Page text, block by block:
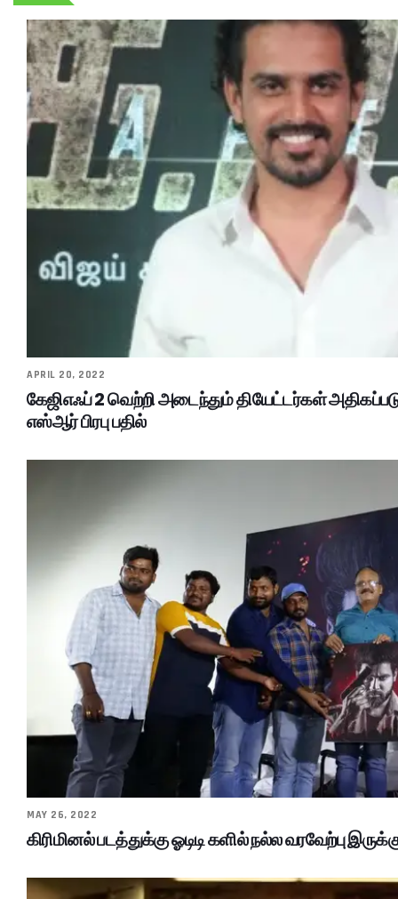
APRIL 20, 2022
கேஜிஎஃப் 2 வெற்றி அடைந்தும் தியேட்டர்கள்
எஸ்ஆர் பிரபு பதில்
MAY 26, 2022
கிரிமினல் படத்துக்கு ஓடிடி களில் நல்ல வரவேற்பு